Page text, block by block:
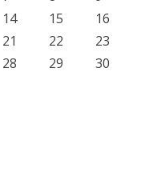
14 15
16
21 22
23
28 29
30